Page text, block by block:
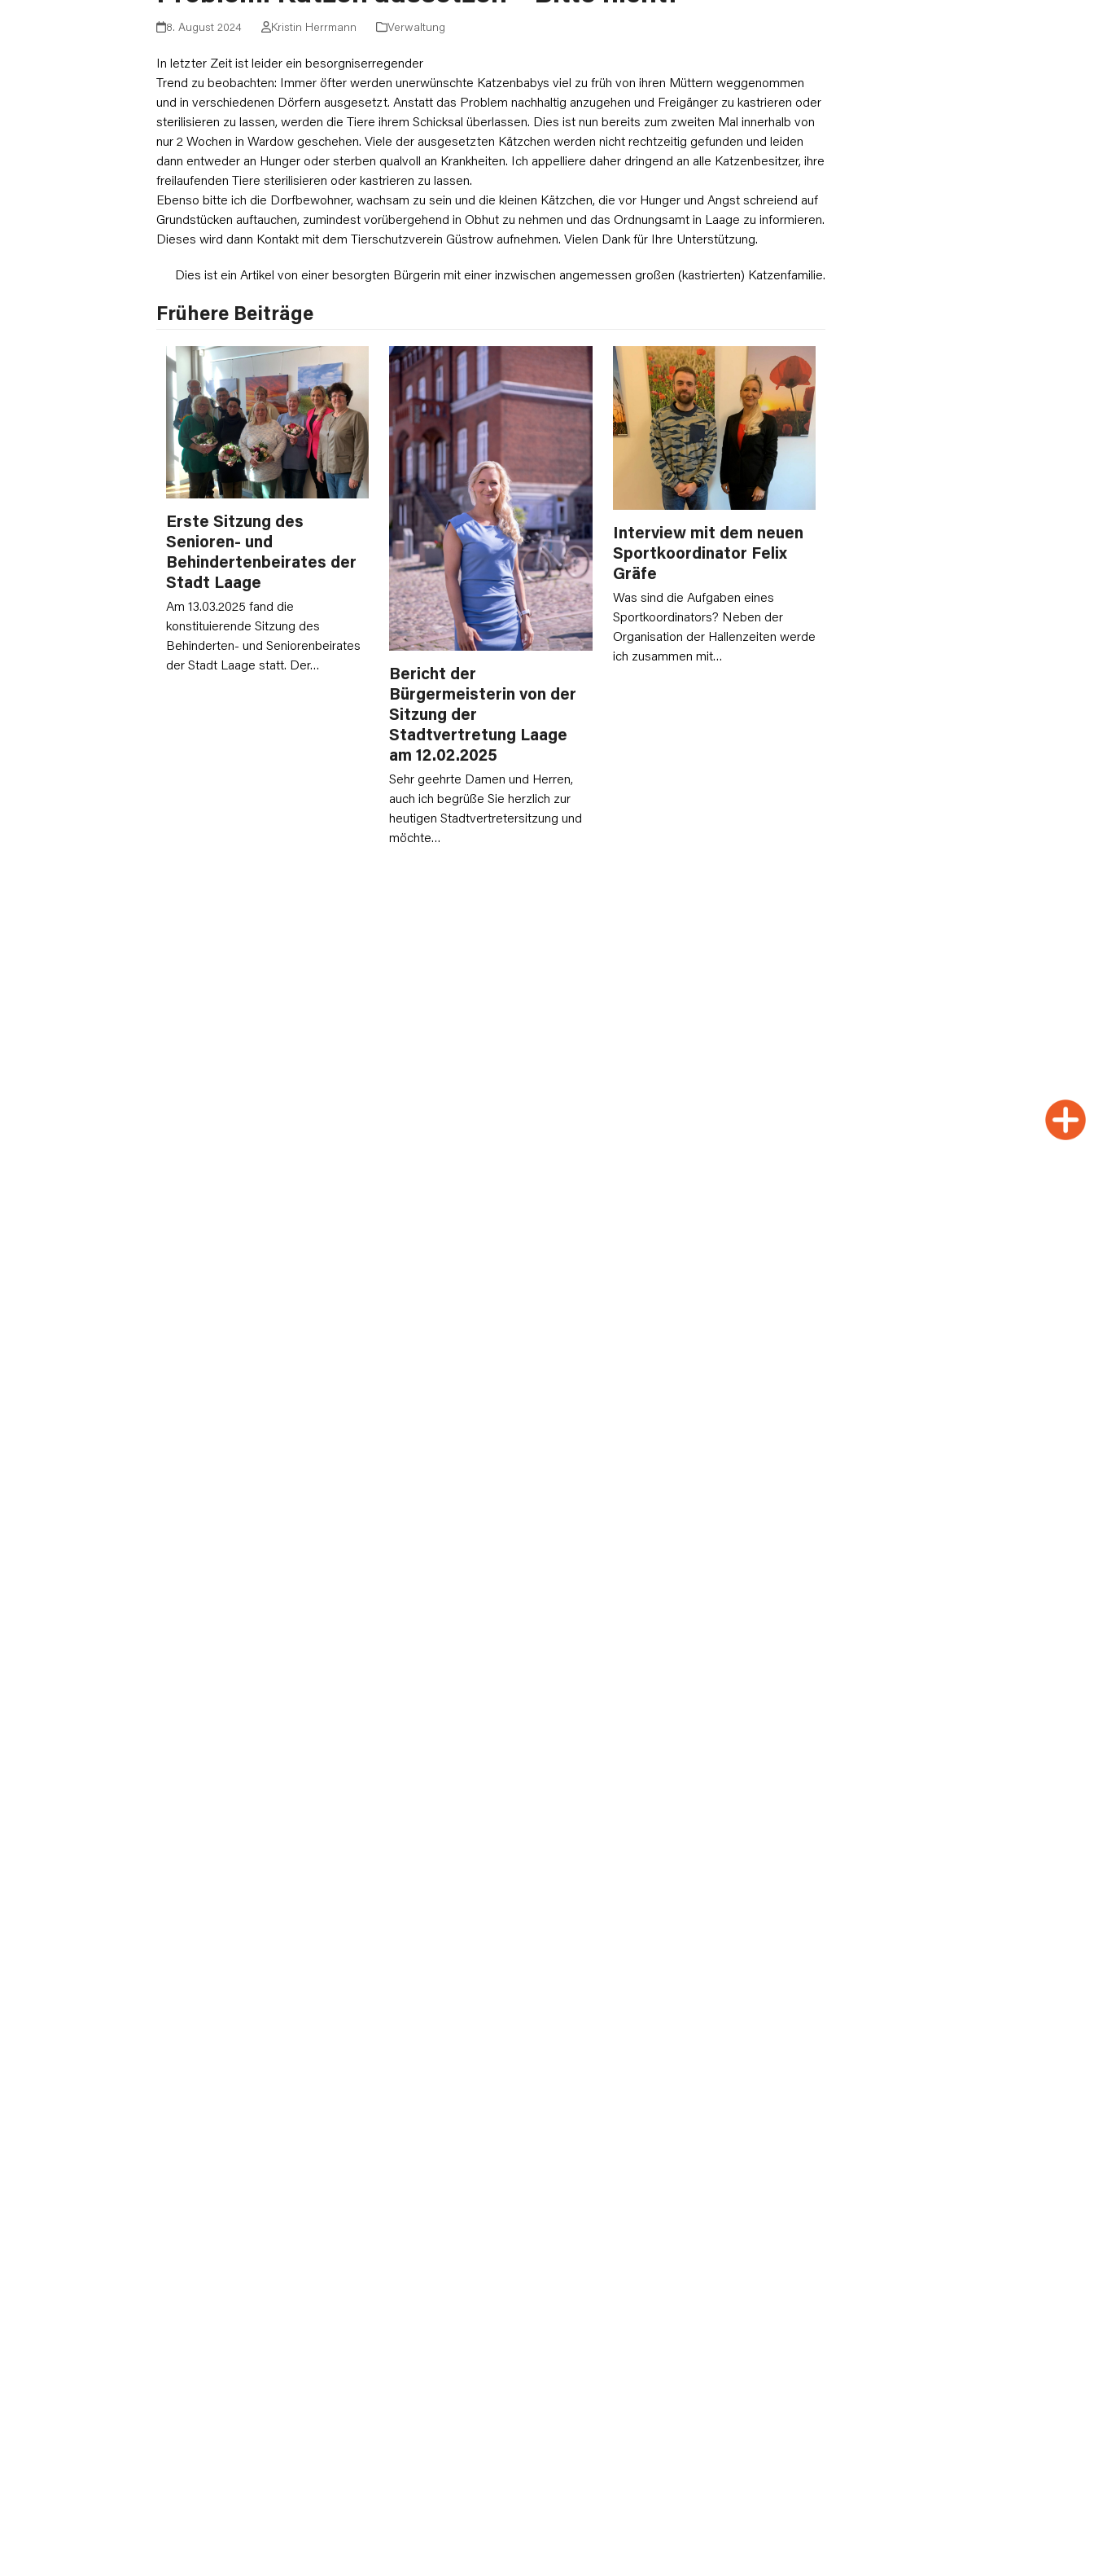
8. August 2024 Kristin Herrmann Verwaltung
In letzter Zeit ist leider ein besorgniserregender
Trend zu beobachten: Immer öfter werden unerwünschte Katzenbabys viel zu früh von ihren Müttern weggenommen
und in verschiedenen Dörfern ausgesetzt. Anstatt das Problem nachhaltig anzugehen und Freigänger zu kastrieren oder
sterilisieren zu lassen, werden die Tiere ihrem Schicksal überlassen. Dies ist nun bereits zum zweiten Mal innerhalb von
nur 2 Wochen in Wardow geschehen. Viele der ausgesetzten Kätzchen werden nicht rechtzeitig gefunden und leiden
dann entweder an Hunger oder sterben qualvoll an Krankheiten. Ich appelliere daher dringend an alle Katzenbesitzer, ihre
freilaufenden Tiere sterilisieren oder kastrieren zu lassen.
Ebenso bitte ich die Dorfbewohner, wachsam zu sein und die kleinen Kätzchen, die vor Hunger und Angst schreiend auf
Grundstücken auftauchen, zumindest vorübergehend in Obhut zu nehmen und das Ordnungsamt in Laage zu informieren.
Dieses wird dann Kontakt mit dem Tierschutzverein Güstrow aufnehmen. Vielen Dank für Ihre Unterstützung.
Dies ist ein Artikel von einer besorgten Bürgerin mit einer inzwischen angemessen großen (kastrierten) Katzenfamilie.
Frühere Beiträge
Erste Sitzung des
Senioren- und
Behindertenbeirates der
Stadt Laage
Am 13.03.2025 fand die
konstituierende Sitzung des
Behinderten- und Seniorenbeirates
der Stadt Laage statt. Der…
Bericht der
Bürgermeisterin von der
Sitzung der
Stadtvertretung Laage
am 12.02.2025
Sehr geehrte Damen und Herren,
auch ich begrüße Sie herzlich zur
heutigen Stadtvertretersitzung und
möchte…
Interview mit dem neuen
Sportkoordinator Felix
Gräfe
Was sind die Aufgaben eines
Sportkoordinators? Neben der
Organisation der Hallenzeiten werde
ich zusammen mit…